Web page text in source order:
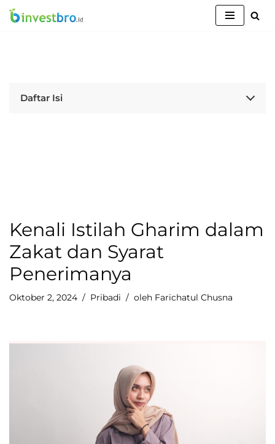
Daftar Isi
Kenali Istilah Gharim dalam
Zakat dan Syarat
Penerimanya
Oktober 2, 2024 Pribadi oleh Farichatul Chusna